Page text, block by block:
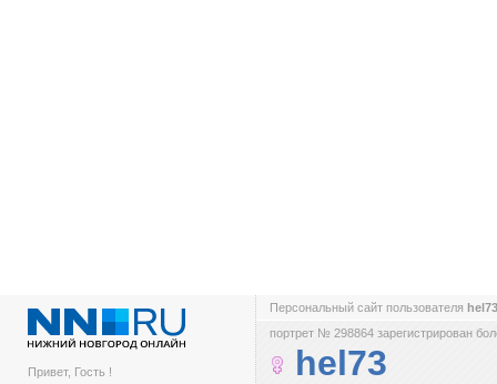
Привет, Гость !
Персональный сайт пользователя
портрет № 298864 зарегистрирован
hel73